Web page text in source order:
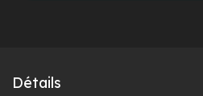
Détails